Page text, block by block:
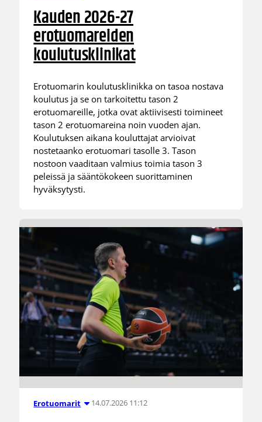
Kauden 2026-27
erotuomareiden
koulutusklinikat
Erotuomarin koulutusklinikka on tasoa nostava
koulutus ja se on tarkoitettu tason 2
erotuomareille, jotka ovat aktiivisesti toimineet
tason 2 erotuomareina noin vuoden ajan.
Koulutuksen aikana kouluttajat arvioivat
nostetaanko erotuomari tasolle 3. Tason
nostoon vaaditaan valmius toimia tason 3
peleissä ja sääntökokeen suorittaminen
hyväksytysti.
Erotuomarit 14.07.2026 11:12